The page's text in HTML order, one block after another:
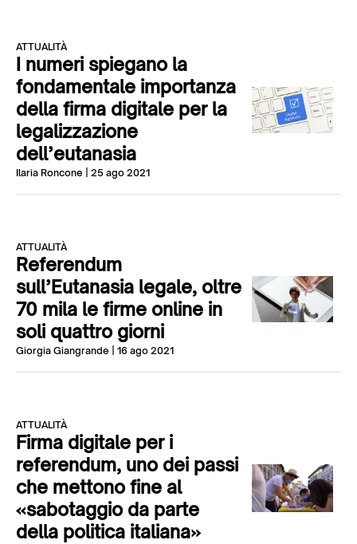
ATTUALITÀ
I numeri spiegano la
fondamentale importanza
della firma digitale per la
legalizzazione
dell’eutanasia
Ilaria Roncone | 25 ago 2021
ATTUALITÀ
Referendum
sull’Eutanasia legale, oltre
70 mila le firme online in
soli quattro giorni
Giorgia Giangrande | 16 ago 2021
ATTUALITÀ
Firma digitale per i
referendum, uno dei passi
che mettono fine al
«sabotaggio da parte
della politica italiana»